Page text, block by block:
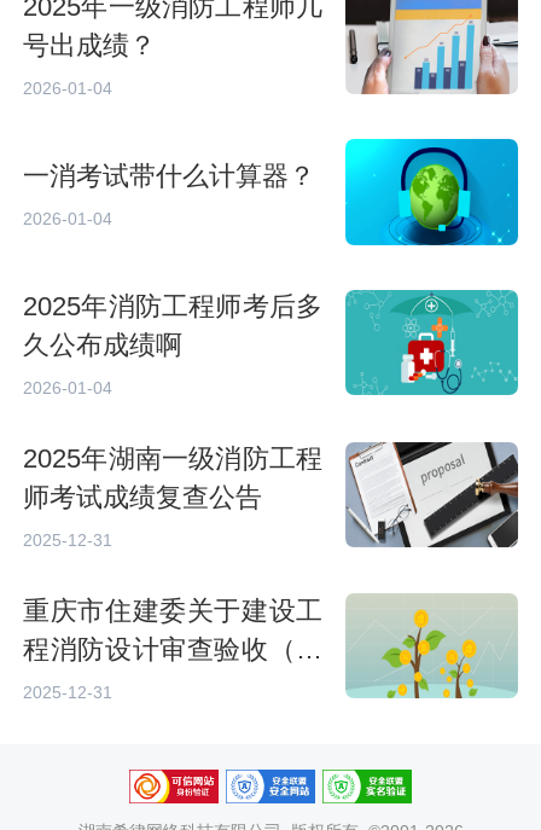
2025年一级消防工程师几
号出成绩？
2026-01-04
一消考试带什么计算器？
2026-01-04
2025年消防工程师考后多
久公布成绩啊
2026-01-04
2025年湖南一级消防工程
师考试成绩复查公告
2025-12-31
重庆市住建委关于建设工
程消防设计审查验收（备
案）实行电子证照的通知
2025-12-31